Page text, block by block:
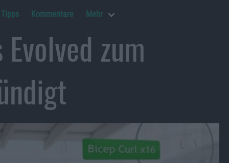
Tipps Kommentare Mehr
zum